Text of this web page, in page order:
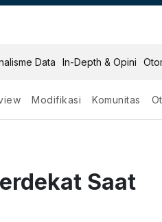
Data In-Depth & Opini
Modifikasi Komunitas
Saat